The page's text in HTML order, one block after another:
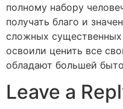
полному набору
получать благо и
сложных
освоили ценить все
обладают большей
Leave a